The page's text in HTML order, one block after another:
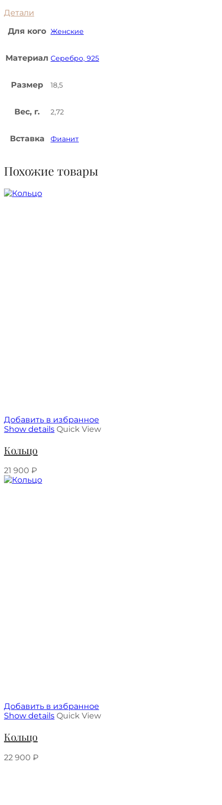
Детали
Для кого Женские
Материал Серебро, 925
Размер 18,5
Вес, г. 2,72
Вставка Фианит
Похожие товары
Добавить в избранное
Show details Quick View
Кольцо
21 900 ₽
Добавить в избранное
Show details Quick View
Кольцо
22 900 ₽